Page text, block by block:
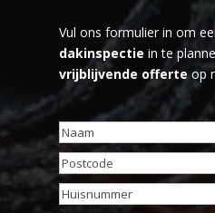
Vul ons formulier in om
dakinspectie in te
vrijblijvende offerteop
Naam
Postcode
Huisnummer